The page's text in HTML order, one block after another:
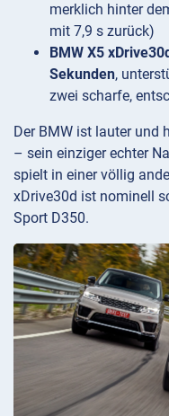
merklich hinter
mit 7,9 s zurück)
BMW X5 xDrive30d
Sekunden,
zwei scharfe,
Der BMW ist lauter und
– sein einziger echter
spielt in einer völlig
xDrive30d ist nominell
Sport D350.